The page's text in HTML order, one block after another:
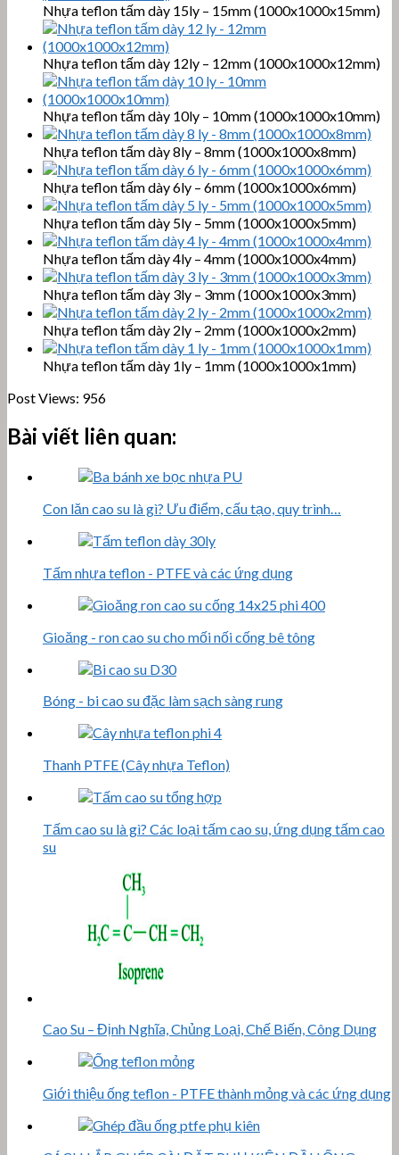
Nhựa teflon tấm dày 15ly – 15mm (1000x1000x15mm)
Nhựa teflon tấm dày 12ly – 12mm (1000x1000x12mm)
Nhựa teflon tấm dày 10ly – 10mm (1000x1000x10mm)
Nhựa teflon tấm dày 8ly – 8mm (1000x1000x8mm)
Nhựa teflon tấm dày 6ly – 6mm (1000x1000x6mm)
Nhựa teflon tấm dày 5ly – 5mm (1000x1000x5mm)
Nhựa teflon tấm dày 4ly – 4mm (1000x1000x4mm)
Nhựa teflon tấm dày 3ly – 3mm (1000x1000x3mm)
Nhựa teflon tấm dày 2ly – 2mm (1000x1000x2mm)
Nhựa teflon tấm dày 1ly – 1mm (1000x1000x1mm)
Post Views: 956
Bài viết liên quan:
Con lăn cao su là gì? Ưu điểm, cấu tạo, quy trình…
Tấm nhựa teflon - PTFE và các ứng dụng
Gioăng - ron cao su cho mối nối cống bê tông
Bóng - bi cao su đặc làm sạch sàng rung
Thanh PTFE (Cây nhựa Teflon)
Tấm cao su là gì? Các loại tấm cao su, ứng dụng tấm cao
su
Cao Su – Định Nghĩa, Chủng Loại, Chế Biến, Công Dụng
Giới thiệu ống teflon - PTFE thành mỏng và các ứng dụng